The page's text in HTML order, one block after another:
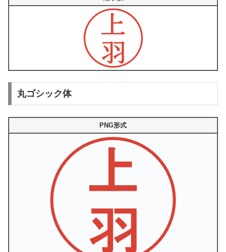
丸ゴシック体
PNG形式